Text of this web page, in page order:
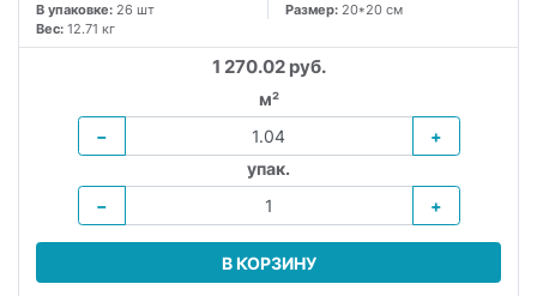
В упаковке: 26 шт Размер: 20*20 см
Вес: 12.71 кг
1 270.02 руб.
м²
−
+
упак.
−
+
В КОРЗИНУ